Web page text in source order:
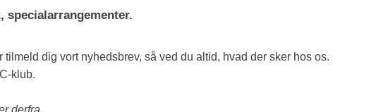
specialarrangementer.
dig vort nyhedsbrev, så ved du altid, hvad der sker hos os.
klub.